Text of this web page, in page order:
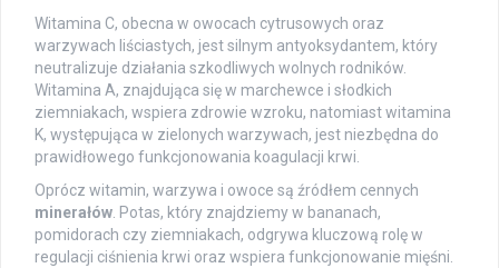
Witamina C, obecna w owocach cytrusowych oraz
warzywach liściastych, jest silnym antyoksydantem, który
neutralizuje działania szkodliwych wolnych rodników.
Witamina A, znajdująca się w marchewce i słodkich
ziemniakach, wspiera zdrowie wzroku, natomiast witamina
K, występująca w zielonych warzywach, jest niezbędna do
prawidłowego funkcjonowania koagulacji krwi.
Oprócz witamin, warzywa i owoce są źródłem cennych
minerałów . Potas, który znajdziemy w bananach,
pomidorach czy ziemniakach, odgrywa kluczową rolę w
regulacji ciśnienia krwi oraz wspiera funkcjonowanie mięśni.